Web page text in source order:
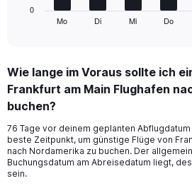
Range:
7
categories.
chart
has
1
Y
Mo Di Mi Do
0
Wie lange im Voraus sollte ich
Frankfurt am Main Flughafen
buchen?
76 Tage vor deinem geplanten
beste Zeitpunkt, um günstige Flüge von
nach Nordamerika zu buchen. Der
Buchungsdatum am Abreisedatum liegt,
sein.